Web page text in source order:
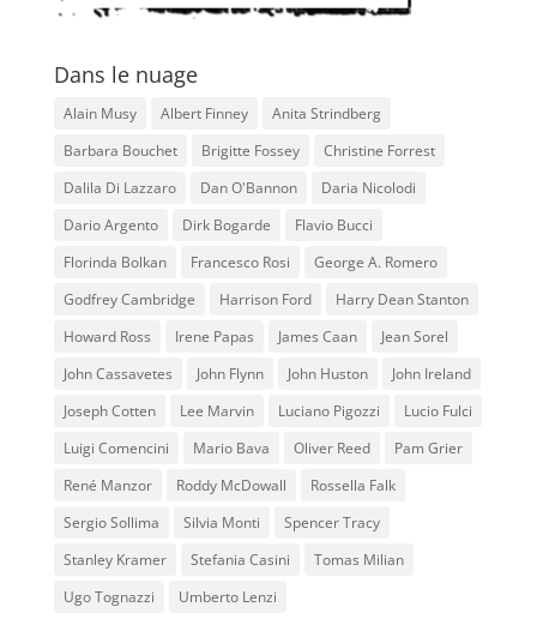
Dans le nuage
Alain Musy Albert Finney
Anita Strindberg
Barbara Bouchet
Brigitte Fossey
Christine Forrest
Dalila Di Lazzaro
Dan O'Bannon
Daria Nicolodi
Dario Argento
Dirk Bogarde
Flavio Bucci
Florinda Bolkan
Francesco Rosi
George A. Romero
Godfrey Cambridge
Harrison Ford
Harry Dean Stanton
Howard Ross
Irene Papas James Caan
Jean Sorel
John Cassavetes
John Flynn John Huston
John Ireland
Joseph Cotten
Lee Marvin Luciano Pigozzi
Lucio Fulci
Luigi Comencini
Mario Bava Oliver Reed
Pam Grier
René Manzor
Roddy McDowall
Rossella Falk
Sergio Sollima
Silvia Monti
Spencer Tracy
Stanley Kramer
Stefania Casini
Tomas Milian
Ugo Tognazzi
Umberto Lenzi